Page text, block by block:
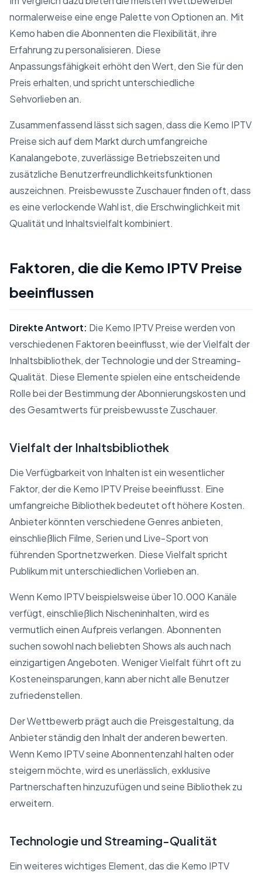
normalerweise eine enge Palette von Optionen an. Mit
Kemo haben die Abonnenten die Flexibilität, ihre
Erfahrung zu personalisieren. Diese
Anpassungsfähigkeit erhöht den Wert, den Sie für den
Preis erhalten, und spricht unterschiedliche
Sehvorlieben an.
Zusammenfassend lässt sich sagen, dass die Kemo IPTV
Preise sich auf dem Markt durch umfangreiche
Kanalangebote, zuverlässige Betriebszeiten und
zusätzliche Benutzerfreundlichkeitsfunktionen
auszeichnen. Preisbewusste Zuschauer finden oft, dass
es eine verlockende Wahl ist, die Erschwinglichkeit mit
Qualität und Inhaltsvielfalt kombiniert.
Faktoren, die die Kemo IPTV Preise
beeinflussen
Direkte Antwort: Die Kemo IPTV Preise werden von
verschiedenen Faktoren beeinflusst, wie der Vielfalt der
Inhaltsbibliothek, der Technologie und der Streaming-
Qualität. Diese Elemente spielen eine entscheidende
Rolle bei der Bestimmung der Abonnierungskosten und
des Gesamtwerts für preisbewusste Zuschauer.
Vielfalt der Inhaltsbibliothek
Die Verfügbarkeit von Inhalten ist ein wesentlicher
Faktor, der die Kemo IPTV Preise beeinflusst. Eine
umfangreiche Bibliothek bedeutet oft höhere Kosten.
Anbieter könnten verschiedene Genres anbieten,
einschließlich Filme, Serien und Live-Sport von
führenden Sportnetzwerken. Diese Vielfalt spricht
Publikum mit unterschiedlichen Vorlieben an.
Wenn Kemo IPTV beispielsweise über 10.000 Kanäle
verfügt, einschließlich Nischeninhalten, wird es
vermutlich einen Aufpreis verlangen. Abonnenten
suchen sowohl nach beliebten Shows als auch nach
einzigartigen Angeboten. Weniger Vielfalt führt oft zu
Kosteneinsparungen, kann aber nicht alle Benutzer
zufriedenstellen.
Der Wettbewerb prägt auch die Preisgestaltung, da
Anbieter ständig den Inhalt der anderen bewerten.
Wenn Kemo IPTV seine Abonnentenzahl halten oder
steigern möchte, wird es unerlässlich, exklusive
Partnerschaften hinzuzufügen und seine Bibliothek zu
erweitern.
Technologie und Streaming-Qualität
Ein weiteres wichtiges Element, das die Kemo IPTV